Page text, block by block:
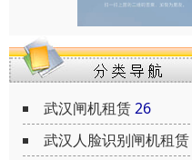
武汉闸机租赁26
武汉人脸识别闸机租赁